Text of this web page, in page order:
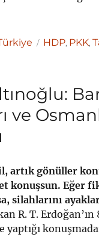
Etiketler
HDP, PKK,
ve
artık gönüller
konuşsun. Eğer
silahlarını
R. T.
yaptığı